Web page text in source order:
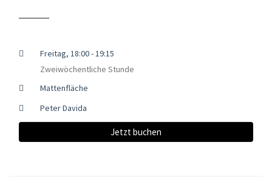
Freitag, 18:00 - 19:15
Zweiwöchentliche Stunde
Mattenfläche
Peter Davida
Jetzt buchen